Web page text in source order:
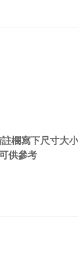
欄寫下尺寸大小
供參考